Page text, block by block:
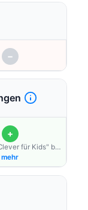
−
+
für Kids" bis
Jahren
mehr